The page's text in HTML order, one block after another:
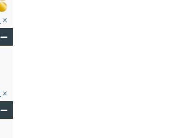
ー
ー